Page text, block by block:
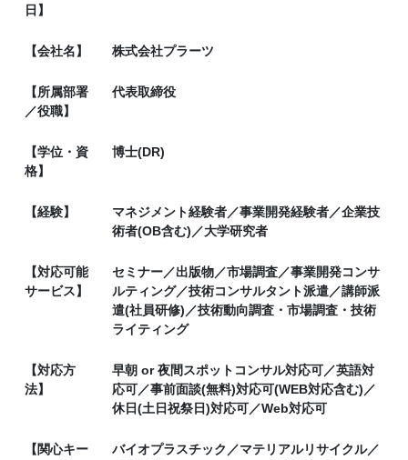
日】
【会社名】 株式会社プラーツ
【所属部署
／役職】
代表取締役
【学位・資
格】
博士(DR)
【経験】
マネジメント経験者／事業開発経験者／企業技
術者(OB含む)／大学研究者
【対応可能
サービス】
セミナー／出版物／市場調査／事業開発コンサ
ルティング／技術コンサルタント派遣／講師派
遣(社員研修)／技術動向調査・市場調査・技術
ライティング
【対応方
法】
早朝 or 夜間スポットコンサル対応可／英語対
応可／事前面談(無料)対応可(WEB対応含む)／
休日(土日祝祭日)対応可／Web対応可
【関心キー
バイオプラスチック／マテリアルリサイクル／